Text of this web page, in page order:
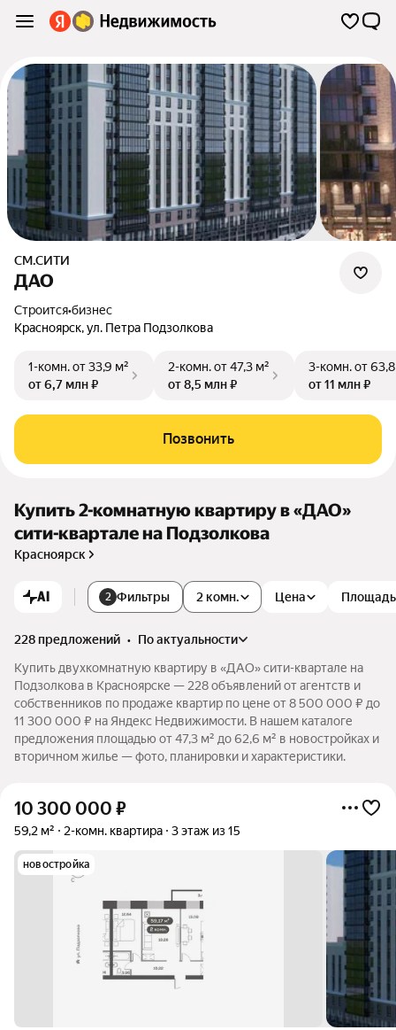
СМ.СИТИ
ДАО
Строится•бизнес
Красноярск,ул. Петра Подзолкова
1-комн.от 33,9 м²
от 6,7 млн ₽
2-комн.от 47,3 м²
от 8,5 млн ₽
3-комн.от
от 11 млн ₽
Позвонить
Купить 2-комнатную квартиру в «ДАО»
сити-квартале на Подзолкова
Красноярск
AI 2 Фильтры 2 комн. Цена Площадь
228 предложений •
по актуальности
Купить двухкомнатную квартиру в «ДАО» сити-квартале на
Подзолкова в Красноярске — 228 объявлений от агентств и
собственников по продаже квартир по цене от 8 500 000 ₽ до
11 300 000 ₽ на Яндекс Недвижимости. В нашем каталоге
предложения площадью от 47,3 м² до 62,6 м² в новостройках и
вторичном жилье — фото, планировки и характеристики.
10 300 000 ₽
59,2 м² 2-комн. квартира 3 этаж из 15
новостройка